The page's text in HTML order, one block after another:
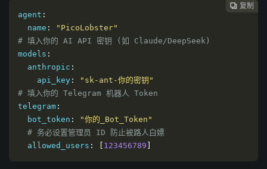
 复制
 复制
 复制
 复制
agent :
  name
:
"PicoLobster"
# 填入你的 AI API 密钥 (如 Claude/DeepSeek)
models :
  anthropic
:
    api_key
:
"sk-ant-你的密钥"
# 填入你的 Telegram 机器人 Token
telegram :
  bot_token
:
"你的_Bot_Token"
# 务必设置管理员 ID 防止被路人白嫖
  allowed_users
: 123456789